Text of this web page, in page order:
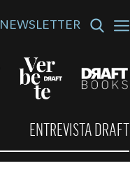
NEWSLETTER
ENTREVISTA DRAFT